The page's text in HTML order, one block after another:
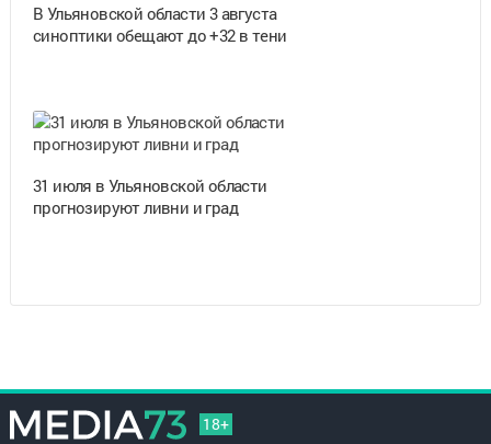
В Ульяновской области 3 августа
синоптики обещают до +32 в тени
31 июля в Ульяновской области
прогнозируют ливни и град
18+